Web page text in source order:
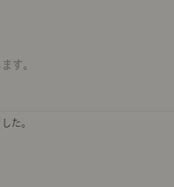
す。
た。